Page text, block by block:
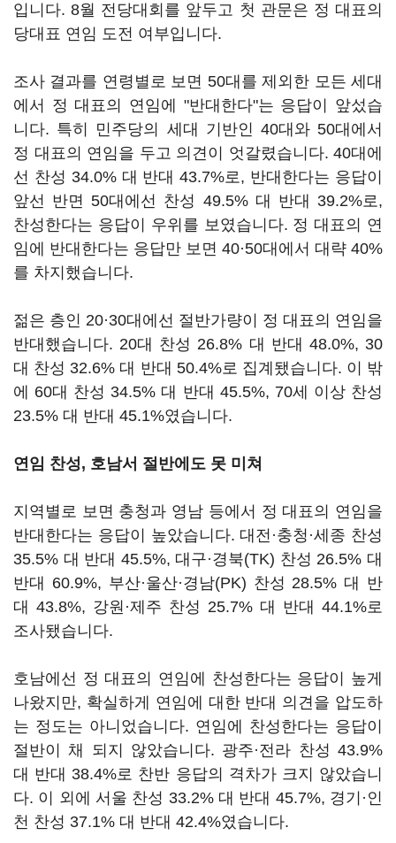
입니다. 8월 전당대회를 앞두고 첫 관문은 정 대표의
당대표 연임 도전 여부입니다.
조사 결과를 연령별로 보면 50대를 제외한 모든 세대
에서 정 대표의 연임에 "반대한다"는 응답이 앞섰습
니다. 특히 민주당의 세대 기반인 40대와 50대에서
정 대표의 연임을 두고 의견이 엇갈렸습니다. 40대에
선 찬성 34.0% 대 반대 43.7%로, 반대한다는 응답이
앞선 반면 50대에선 찬성 49.5% 대 반대 39.2%로,
찬성한다는 응답이 우위를 보였습니다. 정 대표의 연
임에 반대한다는 응답만 보면 40·50대에서 대략 40%
를 차지했습니다.
젊은 층인 20·30대에선 절반가량이 정 대표의 연임을
반대했습니다. 20대 찬성 26.8% 대 반대 48.0%, 30
대 찬성 32.6% 대 반대 50.4%로 집계됐습니다. 이 밖
에 60대 찬성 34.5% 대 반대 45.5%, 70세 이상 찬성
23.5% 대 반대 45.1%였습니다.
연임 찬성, 호남서 절반에도 못 미쳐
지역별로 보면 충청과 영남 등에서 정 대표의 연임을
반대한다는 응답이 높았습니다. 대전·충청·세종 찬성
35.5% 대 반대 45.5%, 대구·경북(TK) 찬성 26.5% 대
반대 60.9%, 부산·울산·경남(PK) 찬성 28.5% 대 반
대 43.8%, 강원·제주 찬성 25.7% 대 반대 44.1%로
조사됐습니다.
호남에선 정 대표의 연임에 찬성한다는 응답이 높게
나왔지만, 확실하게 연임에 대한 반대 의견을 압도하
는 정도는 아니었습니다. 연임에 찬성한다는 응답이
절반이 채 되지 않았습니다. 광주·전라 찬성 43.9%
대 반대 38.4%로 찬반 응답의 격차가 크지 않았습니
다. 이 외에 서울 찬성 33.2% 대 반대 45.7%, 경기·인
천 찬성 37.1% 대 반대 42.4%였습니다.